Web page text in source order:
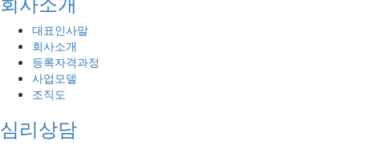
대표인사말
회사소개
등록자격과정
사업모델
조직도
심리상담